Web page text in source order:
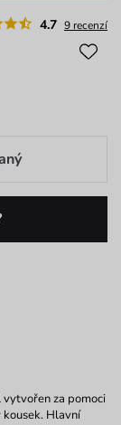
4.7 9 recenzí
za pomoci
Hlavní